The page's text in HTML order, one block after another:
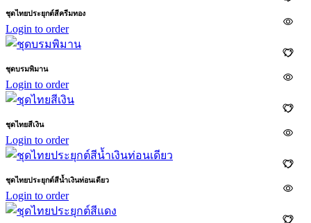
ชุดไทยประยุกต์สีครีมทอง
Login to order
ชุดบรมพิมาน
Login to order
ชุดไทยสีเงิน
Login to order
ชุดไทยประยุกต์สีน้ำเงินท่อนเดียว
Login to order